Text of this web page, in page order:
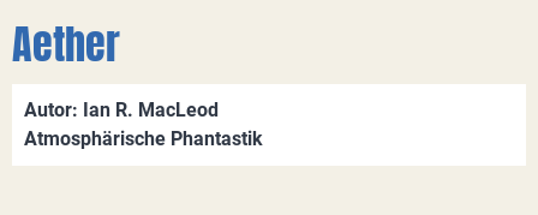
Aether
Autor: Ian R. MacLeod
Atmosphärische Phantastik